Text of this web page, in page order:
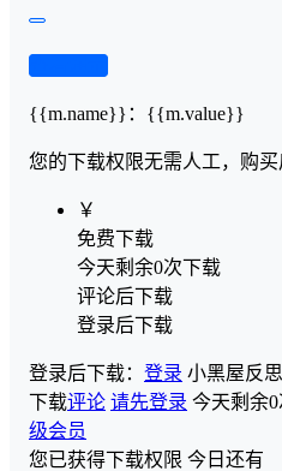
{{m.name}} ： {{m.value}}
您的下载权限无需人工，购
￥
免费下载
今天剩余0次下载
评论后下载
登录后下载
登录后下载： 登录 小黑屋反
下载评论 请先登录 今天剩余
级会员
您已获得下载权限 今日还有